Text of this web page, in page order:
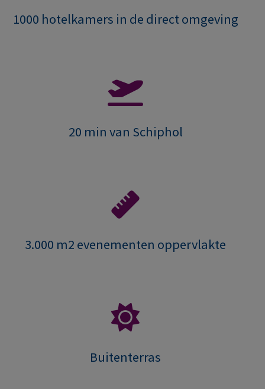
1000 hotelkamers in de direct omgeving
20 min van Schiphol
3.000 m2 evenementen oppervlakte
Buitenterras